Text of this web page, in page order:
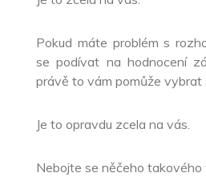
Pokud máte problém s
se podívat na hodnocení
právě to vám pomůže vybrat
Je to opravdu zcela na vás.
Nebojte se něčeho takového